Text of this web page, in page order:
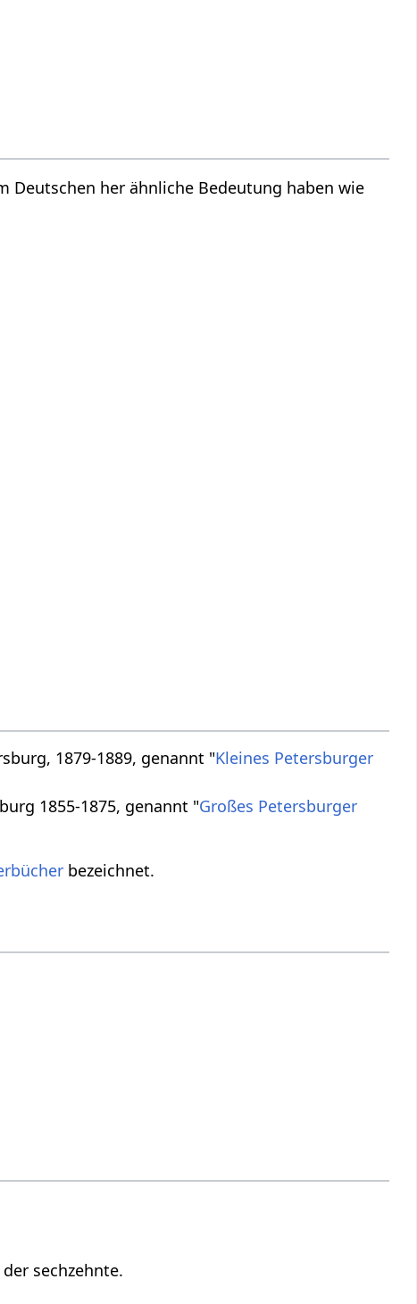
Deutschen her ähnliche Bedeutung haben wie
1879-1889, genannt "Kleines Petersburger
1855-1875, genannt "Großes Petersburger
bezeichnet.
sechzehnte.